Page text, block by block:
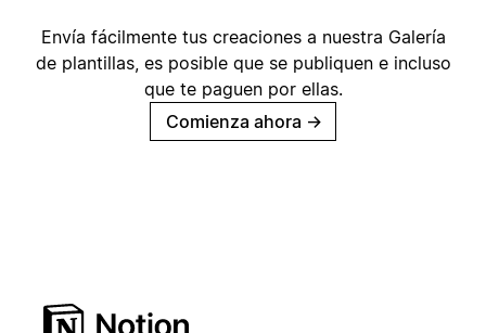
Envía fácilmente tus creaciones a nuestra Galería
de plantillas, es posible que se publiquen e incluso
que te paguen por ellas.
Comienza ahora →